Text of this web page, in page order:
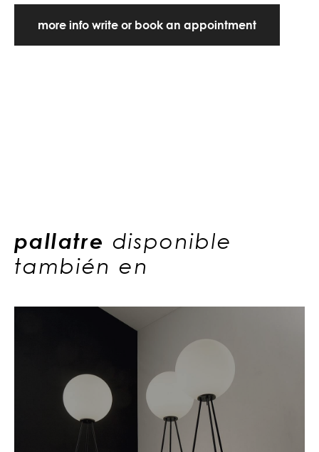
more info write or book an appointment
pallatre disponible
también en